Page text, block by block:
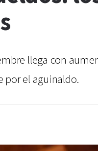
llega con
por el aguinaldo.